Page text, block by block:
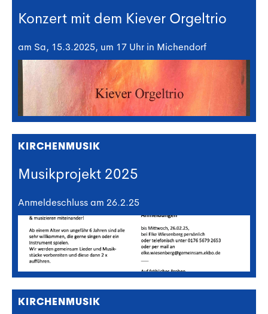
Konzert mit dem Kiever Orgeltrio
am Sa, 15.3.2025, um 17 Uhr in Michendorf
KIRCHENMUSIK
Musikprojekt 2025
Anmeldeschluss am 26.2.25
KIRCHENMUSIK